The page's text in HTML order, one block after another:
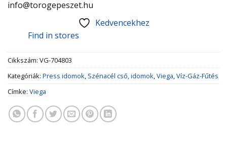
info@torogepeszet.hu
Kedvencekhez
Find in stores
Cikkszám: VG-704803
Kategóriák: Press idomok, Szénacél cső, idomok,Viega,Víz-Gáz-Fűtés
Címke: Viega